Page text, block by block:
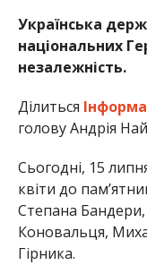
Українська
національних
незалежність.
Ділиться
голову Андрія
Сьогодні, 15
квіти до
Степана
Коновальця,
Гірника.